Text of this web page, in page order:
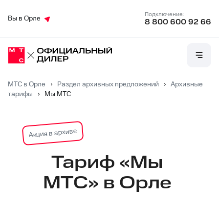
Вы в Орле
Подключение:
8 800 600 92 66
МТС в Орле › Раздел архивных предложений ›
Архивные
тарифы
› Мы МТС
Акция в архиве
Тариф «Мы
МТС» в Орле